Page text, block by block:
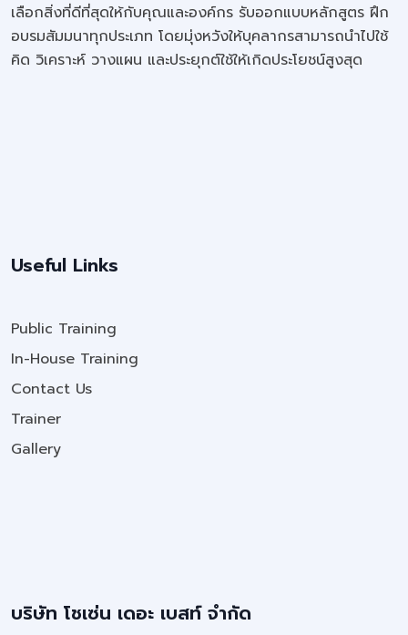
เลือกสิ่งที่ดีที่สุดให้กับคุณและองค์กร รับออกแบบหลักสูตร ฝึก
อบรมสัมมนาทุกประเภท โดยมุ่งหวังให้บุคลากรสามารถนำไปใช้
คิด วิเคราะห์ วางแผน และประยุกต์ใช้ให้เกิดประโยชน์สูงสุด
Useful Links
Public Training
In-House Training
Contact Us
Trainer
Gallery
บริษัท โชเซ่น เดอะ เบสท์ จำกัด